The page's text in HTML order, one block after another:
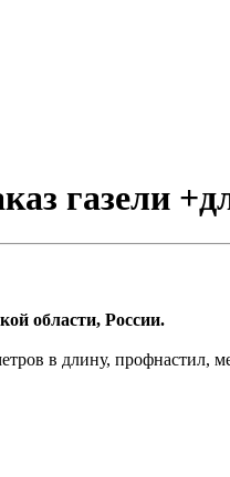
газели
области, России.
в длину, профнастил,